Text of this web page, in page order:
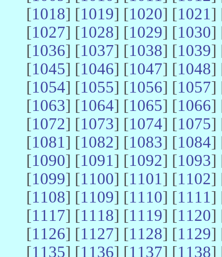
[1018] [1019] [1020] [1021]
[1027] [1028] [1029] [1030]
[1036] [1037] [1038] [1039]
[1045] [1046] [1047] [1048]
[1054] [1055] [1056] [1057]
[1063] [1064] [1065] [1066]
[1072] [1073] [1074] [1075]
[1081] [1082] [1083] [1084]
[1090] [1091] [1092] [1093]
[1099] [1100] [1101] [1102]
[1108] [1109] [1110] [1111]
[1117] [1118] [1119] [1120]
[1126] [1127] [1128] [1129]
[1135] [1136] [1137] [1138]